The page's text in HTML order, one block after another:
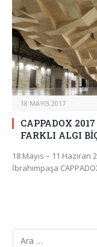
18 MAYIS 2017
CAPPADOX
FARKLI ALGI
18 Mayıs – 11
İbrahimpaşa